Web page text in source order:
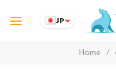
JP
Home /